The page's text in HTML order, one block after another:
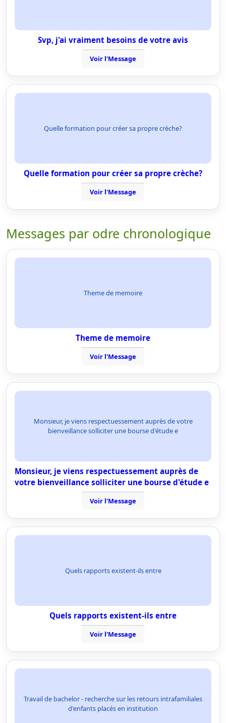
Svp, j'ai vraiment besoins de votre avis
Voir l'Message
Quelle formation pour créer sa propre crèche?
Quelle formation pour créer sa propre crèche?
Voir l'Message
Messages par odre chronologique
Theme de memoire
Theme de memoire
Voir l'Message
Monsieur, je viens respectuessement auprès de votre
bienveillance solliciter une bourse d'étude e
Monsieur, je viens respectuessement auprès de
votre bienveillance solliciter une bourse d'étude e
Voir l'Message
Quels rapports existent-ils entre
Quels rapports existent-ils entre
Voir l'Message
Travail de bachelor - recherche sur les retours intrafamiliales
d'enfants placés en institution